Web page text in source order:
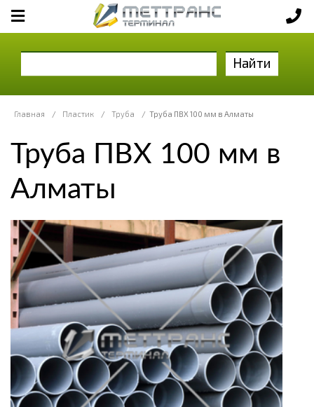
Найти
Главная / Пластик / Труба / Труба ПВХ 100 мм в Алматы
Труба ПВХ 100 мм в
Алматы